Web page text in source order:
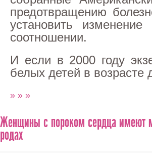
предотвращению
установить
соотношении.
И если в 2000 году
белых детей в возрасте
» » »
Женщины с пороком сердца имеют
родах